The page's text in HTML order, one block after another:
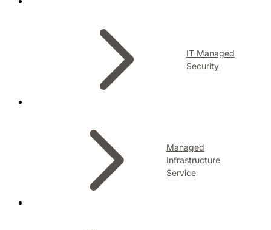
IT Managed
Security
Managed
Infrastructure
Service